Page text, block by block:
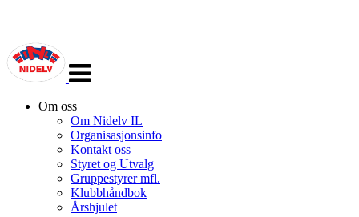
navigasjon
Om oss
Om Nidelv IL
Organisasjonsinfo
Kontakt oss
Styret og Utvalg
Gruppestyrer mfl.
Klubbhåndbok
Årshjulet